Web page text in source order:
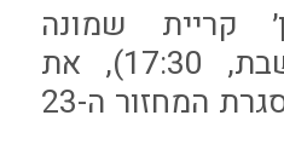
קריית שמונה
תארח הערב (שבת, 17:30), את
עירוני טבריה במסגרת המחזור ה-23